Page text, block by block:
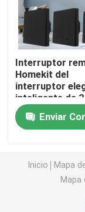
Interruptor
Zócalo
Zócalo
Interruptor
Sensor de
Interruptor
Homekit del
interruptor
inteligente de 3
maneras
Enviar
Inicio Mapa
Mapa